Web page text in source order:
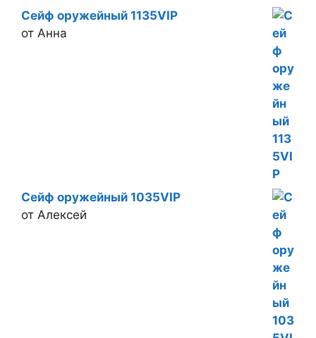
Сейф оружейный 1135VIP
от Анна
Сейф оружейный 1035VIP
от Алексей